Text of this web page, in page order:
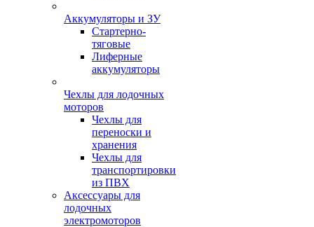
Аккумуляторы и ЗУ
Стартерно-
тяговые
Лиферные
аккумуляторы
Чехлы для лодочных
моторов
Чехлы для
переноски и
хранения
Чехлы для
транспортировки
из ПВХ
Аксессуары для
лодочных
электромоторов